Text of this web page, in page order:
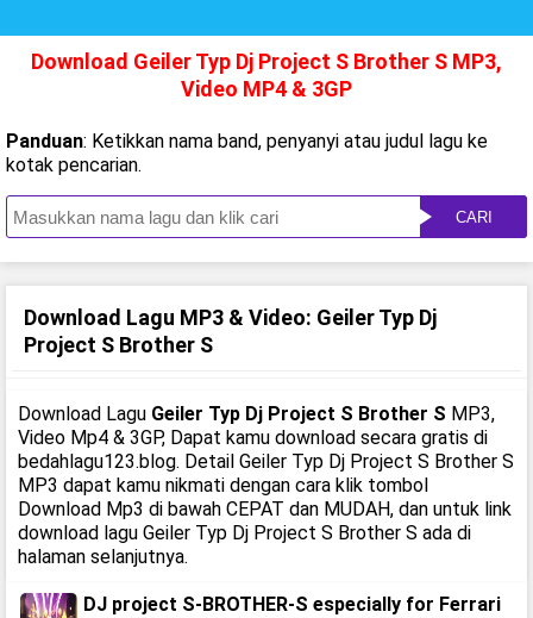
Download Geiler Typ Dj Project S Brother S MP3,
Video MP4 & 3GP
Panduan: Ketikkan nama band, penyanyi atau judul lagu ke
kotak pencarian.
CARI
Download Lagu MP3 & Video: Geiler Typ Dj
Project S Brother S
Download Lagu Geiler Typ Dj Project S Brother S MP3,
Video Mp4 & 3GP, Dapat kamu download secara gratis di
bedahlagu123.blog. Detail Geiler Typ Dj Project S Brother S
MP3 dapat kamu nikmati dengan cara klik tombol
Download Mp3 di bawah CEPAT dan MUDAH, dan untuk link
download lagu Geiler Typ Dj Project S Brother S ada di
halaman selanjutnya.
DJ project S-BROTHER-S especially for Ferrari